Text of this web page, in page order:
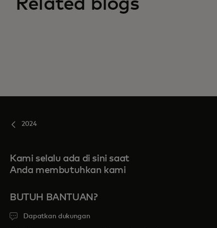
Related blogs
2024
Kami selalu ada di sini saat
Anda membutuhkan kami
BUTUH BANTUAN?
Dapatkan dukungan